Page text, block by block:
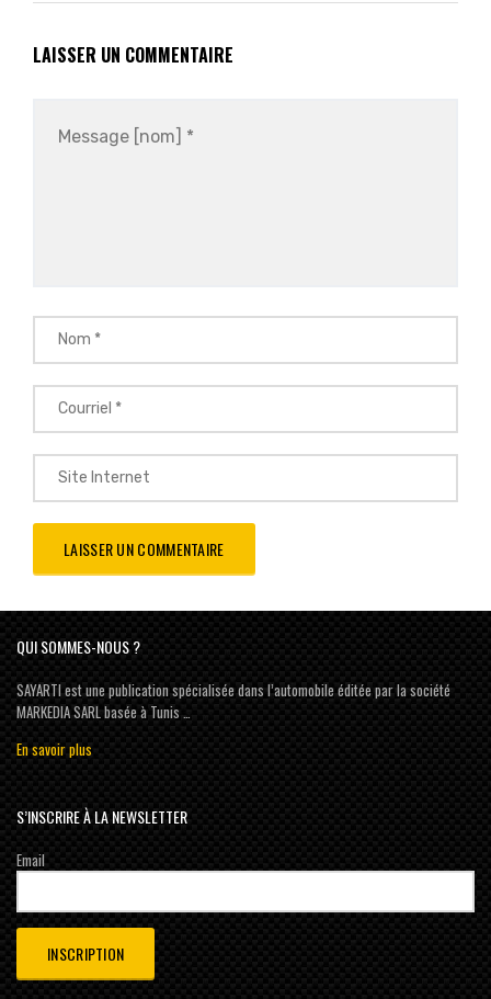
LAISSER UN COMMENTAIRE
QUI SOMMES-NOUS ?
SAYARTI est une publication spécialisée dans l’automobile éditée par la société
MARKEDIA SARL basée à Tunis …
En savoir plus
S’INSCRIRE À LA NEWSLETTER
Email